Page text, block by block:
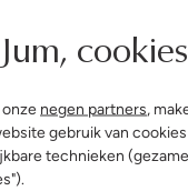
Jum,
onze negen partners ,
gebruik van
technieken